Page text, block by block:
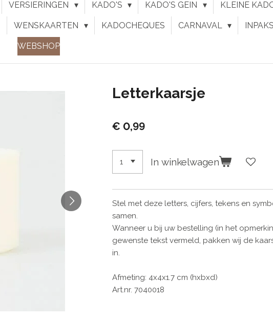
VERSIERINGEN KADO'S KADO'S GEIN KLEINE
WENSKAARTEN KADOCHEQUES CARNAVAL
WEBSHOP
Letterkaarsje
€ 0,99
In winkelwagen
Stel met deze letters, cijfers, tekens en
samen.
Wanneer u bij uw bestelling (in het
gewenste tekst vermeld, pakken wij de
in.
Afmeting: 4x4x1.7 cm (hxbxd)
Art.nr. 7040018